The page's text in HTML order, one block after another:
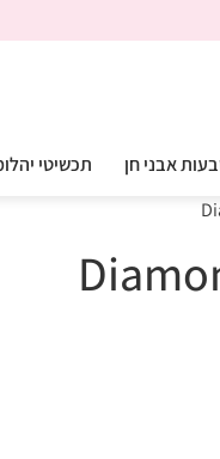
אבני חן תכשיטי